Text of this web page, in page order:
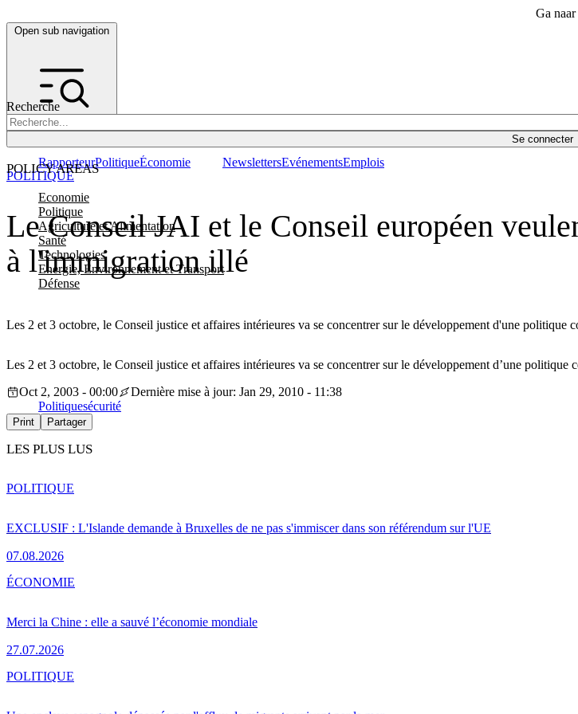
Ga
Open sub navigation
Recherche
Se connecter
POLICY AREAS
Economie
Politique
Agriculture et Alimentation
Santé
Technologies
Energie, Environnement et Transport
Défense
RapporteurPolitiqueÉconomie NewslettersEvénementsEmplois
Le Conseil JAI et le Conseil européen
à l'immigration illé
Les 2 et 3 octobre, le Conseil justice et affaires intérieures va se concentrer sur le développement d'une politique
POLITIQUE
Les 2 et 3 octobre, le Conseil justice et affaires intérieures va se concentrer sur le développement d’une politique
Oct 2, 2003 - 00:00
Dernière mise à jour: Jan 29, 2010 - 11:38
Politiquesécurité
Print Partager
LES PLUS LUS
EXCLUSIF : L'Islande demande à Bruxelles de ne pas s'immiscer dans son référendum sur l'UE
07.08.2026
POLITIQUE
Merci la Chine : elle a sauvé l’économie mondiale
27.07.2026
ÉCONOMIE
POLITIQUE